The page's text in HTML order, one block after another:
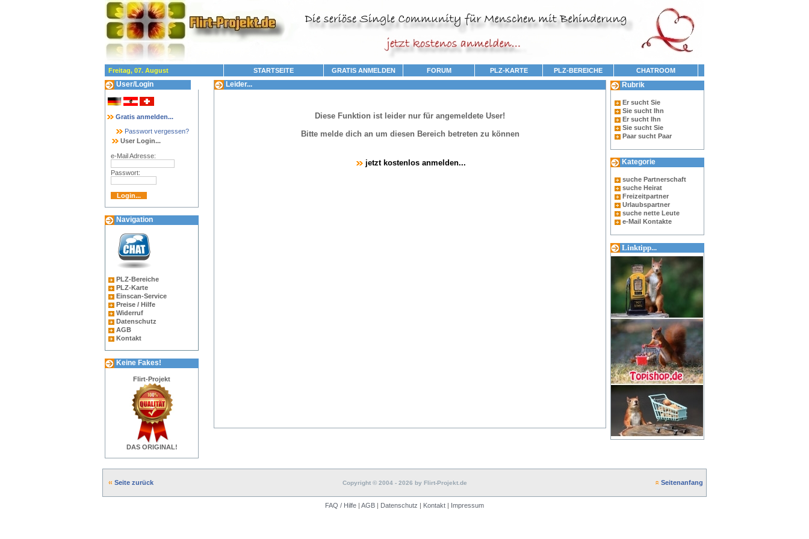
Freitag, 07. August STARTSEITE GRATIS ANMELDEN FORUM PLZ-KARTE PLZ-BEREICHE CHATROOM
User/Login
Gratis anmelden...
Passwort vergessen?
User Login...
e-Mail Adresse:
Passwort:
Navigation
PLZ-Bereiche
PLZ-Karte
Einscan-Service
Preise / Hilfe
Widerruf
Datenschutz
AGB
Kontakt
Keine Fakes!
Flirt-Projekt
DAS ORIGINAL!
Leider...
Diese Funktion ist leider nur für angemeldete User!
Bitte melde dich an um diesen Bereich betreten zu können
jetzt kostenlos anmelden...
Rubrik
Er sucht Sie
Sie sucht Ihn
Er sucht Ihn
Sie sucht Sie
Paar sucht Paar
Kategorie
suche Partnerschaft
suche Heirat
Freizeitpartner
Urlaubspartner
suche nette Leute
e-Mail Kontakte
Linktipp...
Seite zurück Copyright © 2004 - 2026 by Flirt-Projekt.de Seitenanfang
FAQ / Hilfe | AGB | Datenschutz | Kontakt | Impressum